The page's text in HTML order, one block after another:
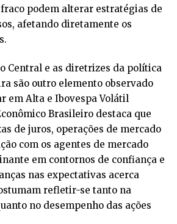
podem alterar estratégias de
afetando diretamente os
Central e as diretrizes da política
são outro elemento observado
em Alta e Ibovespa Volátil
Brasileiro destaca que
de juros, operações de mercado
com os agentes de mercado
em contornos de confiança e
nas expectativas acerca
refletir-se tanto na
no desempenho das ações